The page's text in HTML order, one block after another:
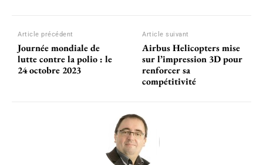
Article précédent
Journée mondiale de
lutte contre la polio : le
24 octobre 2023
Article suivant
Airbus Helicopters mise
sur l’impression 3D pour
renforcer sa
compétitivité